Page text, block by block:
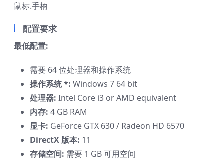
鼠标.手柄
配置要求
最低配置:
需要 64 位处理器和操作系统
操作系统 *: Windows 7 64 bit
处理器: Intel Core i3 or AMD equivalent
内存: 4 GB RAM
显卡: GeForce GTX 630 / Radeon HD 6570
DirectX 版本: 11
存储空间: 需要 1 GB 可用空间